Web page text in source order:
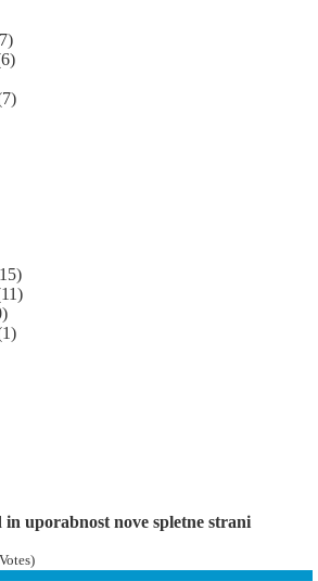
in uporabnost nove spletne strani